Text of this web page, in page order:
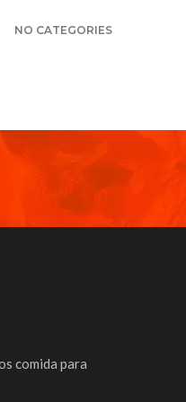
NO CATEGORIES
comida para